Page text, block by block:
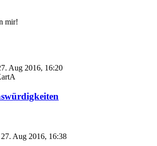
mir!
Aug 2016, 16:20
27. Aug 2016, 16:38